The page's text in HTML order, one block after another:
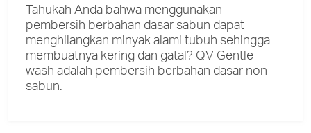
Tahukah Anda bahwa menggunakan
pembersih berbahan dasar sabun dapat
menghilangkan minyak alami tubuh sehingga
membuatnya kering dan gatal? QV Gentle
wash adalah pembersih berbahan dasar non-
sabun.